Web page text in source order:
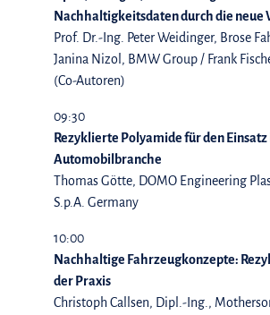
Nachhaltigkeitsdaten durch die neue
Prof. Dr.-Ing. Peter Weidinger, Brose
Janina Nizol, BMW Group / Frank
(Co-Autoren)
09:30
Rezyklierte Polyamide für den Einsatz
Automobilbranche
Thomas Götte, DOMO Engineering
S.p.A. Germany
10:00
Nachhaltige Fahrzeugkonzepte:
der Praxis
Christoph Callsen, Dipl.-Ing.,